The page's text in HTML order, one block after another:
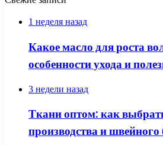
1 неделя назад
Какое масло для роста
особенности ухода и
3 недели назад
Ткани оптом: как
производства и швейного